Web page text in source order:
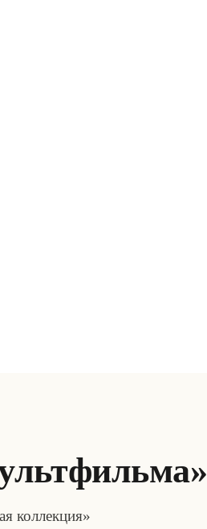
коллекция»